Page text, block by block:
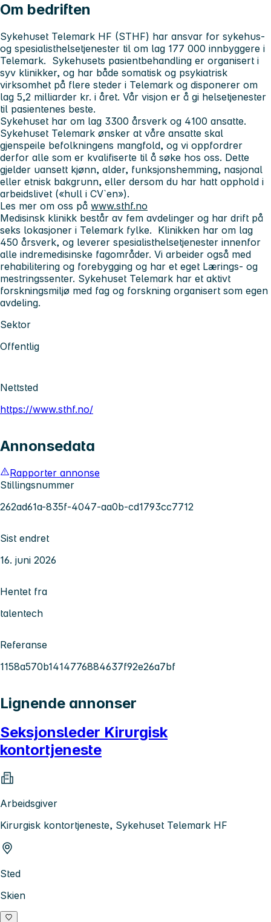
Om bedriften
Sykehuset Telemark HF (STHF) har ansvar for sykehus-
og spesialisthelsetjenester til om lag 177 000 innbyggere i
Telemark. Sykehusets pasientbehandling er organisert i
syv klinikker, og har både somatisk og psykiatrisk
virksomhet på flere steder i Telemark og disponerer om
lag 5,2 milliarder kr. i året. Vår visjon er å gi helsetjenester
til pasientenes beste.
Sykehuset har om lag 3300 årsverk og 4100 ansatte.
Sykehuset Telemark ønsker at våre ansatte skal
gjenspeile befolkningens mangfold, og vi oppfordrer
derfor alle som er kvalifiserte til å søke hos oss. Dette
gjelder uansett kjønn, alder, funksjonshemming, nasjonal
eller etnisk bakgrunn, eller dersom du har hatt opphold i
arbeidslivet («hull i CV`en»).
Les mer om oss på www.sthf.no
Medisinsk klinikk består av fem avdelinger og har drift på
seks lokasjoner i Telemark fylke. Klinikken har om lag
450 årsverk, og leverer spesialisthelsetjenester innenfor
alle indremedisinske fagområder. Vi arbeider også med
rehabilitering og forebygging og har et eget Lærings- og
mestringssenter. Sykehuset Telemark har et aktivt
forskningsmiljø med fag og forskning organisert som egen
avdeling.
Sektor
Offentlig
Nettsted
https://www.sthf.no/
Annonsedata
Rapporter annonse
Stillingsnummer
262ad61a-835f-4047-aa0b-cd1793cc7712
Sist endret
16. juni 2026
Hentet fra
talentech
Referanse
1158a570b1414776884637f92e26a7bf
Lignende annonser
Seksjonsleder Kirurgisk
kontortjeneste
Arbeidsgiver
Kirurgisk kontortjeneste, Sykehuset Telemark HF
Sted
Skien